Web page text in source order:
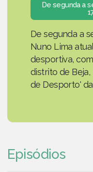
De segunda a
De segunda a
Nuno Lima
desportiva,
distrito de Beja,
de Desporto'
Episódios